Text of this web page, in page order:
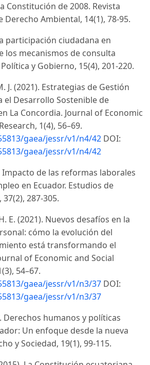
Constitución de 2008. Revista
Derecho Ambiental, 14(1), 78-95.
participación ciudadana en
los mecanismos de consulta
y Gobierno, 15(4), 201-220.
J. (2021). Estrategias de Gestión
el Desarrollo Sostenible de
La Concordia. Journal of Economic
1(4), 56–69.
gaea/jessr/v1/n4/42 DOI:
gaea/jessr/v1/n4/42
Impacto de las reformas laborales
en Ecuador. Estudios de
287-305.
E. (2021). Nuevos desafíos en la
cómo la evolución del
está transformando el
of Economic and Social
54–67.
gaea/jessr/v1/n3/37 DOI:
gaea/jessr/v1/n3/37
Derechos humanos y políticas
Un enfoque desde la nueva
y Sociedad, 19(1), 99-115.